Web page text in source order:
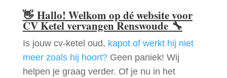
👋 Hallo! Welkom op dé website voor
CV Ketel vervangen Renswoude🔧
Is jouw cv-ketel oud, kapot of werkt hij niet
meer zoals hij hoort?Geen paniek! Wij
helpen je graag verder. Of je nu in het